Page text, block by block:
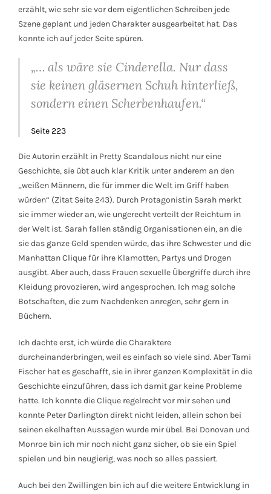
erzählt, wie sehr sie vor dem eigentlichen Schreiben jede
Szene geplant und jeden Charakter ausgearbeitet hat. Das
konnte ich auf jeder Seite spüren.
„… als wäre sie Cinderella. Nur dass
sie keinen gläsernen Schuh hinterließ,
sondern einen Scherbenhaufen.“
Seite 223
Die Autorin erzählt in Pretty Scandalous nicht nur eine
Geschichte, sie übt auch klar Kritik unter anderem an den
„weißen Männern, die für immer die Welt im Griff haben
würden“ (Zitat Seite 243). Durch Protagonistin Sarah merkt
sie immer wieder an, wie ungerecht verteilt der Reichtum in
der Welt ist. Sarah fallen ständig Organisationen ein, an die
sie das ganze Geld spenden würde, das ihre Schwester und die
Manhattan Clique für ihre Klamotten, Partys und Drogen
ausgibt. Aber auch, dass Frauen sexuelle Übergriffe durch ihre
Kleidung provozieren, wird angesprochen. Ich mag solche
Botschaften, die zum Nachdenken anregen, sehr gern in
Büchern.
Ich dachte erst, ich würde die Charaktere
durcheinanderbringen, weil es einfach so viele sind. Aber Tami
Fischer hat es geschafft, sie in ihrer ganzen Komplexität in die
Geschichte einzuführen, dass ich damit gar keine Probleme
hatte. Ich konnte die Clique regelrecht vor mir sehen und
konnte Peter Darlington direkt nicht leiden, allein schon bei
seinen ekelhaften Aussagen wurde mir übel. Bei Donovan und
Monroe bin ich mir noch nicht ganz sicher, ob sie ein Spiel
spielen und bin neugierig, was noch so alles passiert.
Auch bei den Zwillingen bin ich auf die weitere Entwicklung in